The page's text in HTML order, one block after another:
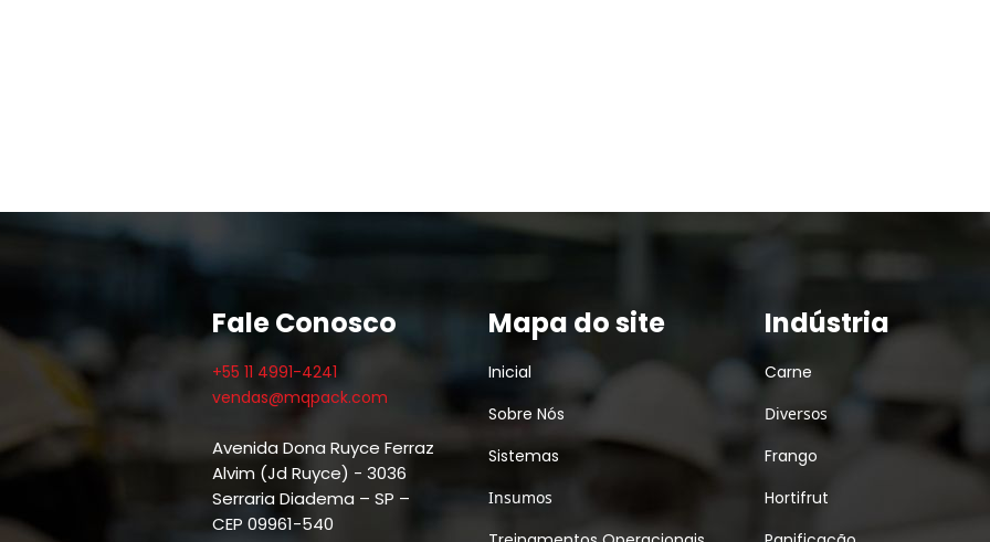
Fale Conosco
+55 11 4991-4241
vendas@mqpack.com
Avenida Dona Ruyce Ferraz
Alvim (Jd Ruyce) - 3036
Serraria Diadema – SP –
CEP 09961-540
Mapa do site
Inicial
Sobre Nós
Sistemas
Insumos
Indústria
Carne
Diversos
Frango
Hortifrut